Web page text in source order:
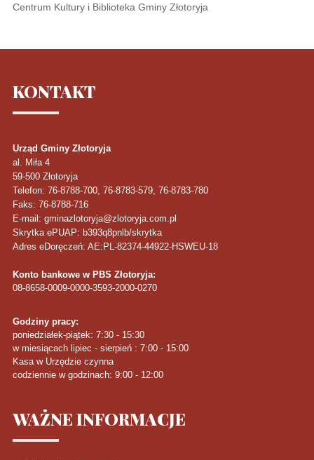
Centrum Kultury i Biblioteka Gminy Złotoryja
KONTAKT
Urząd Gminy Złotoryja
al. Miła 4
59-500 Złotoryja
Telefon: 76-8788-700, 76-8783-579, 76-8783-780
Faks: 76-8788-716
E-mail: gminazlotoryja@zlotoryja.com.pl
Skrytka ePUAP: b393q8pnlb/skrytka
Adres eDoręczeń: AE:PL-82374-44922-HSWEU-18
Konto bankowe w PBS Złotoryja:
08-8658-0009-0000-3593-2000-0270
Godziny pracy:
poniedziałek-piątek: 7:30 - 15:30
w miesiącach lipiec - sierpień : 7:00 - 15:00
Kasa w Urzędzie czynna
codziennie w godzinach: 9:00 - 12:00
WAŻNEINFORMACJE